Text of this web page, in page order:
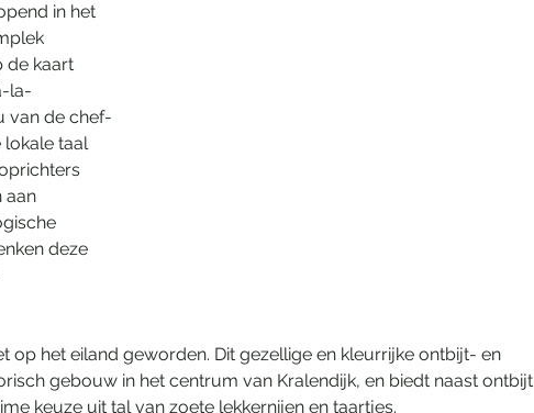
in het
de kaart
la-
van de chef-
lokale taal
aan
deze
op het eiland geworden. Dit gezellige en kleurrijke ontbijt- en
gebouw in het centrum van Kralendijk, en biedt naast ontbijt
keuze uit tal van zoete lekkernijen en taartjes.